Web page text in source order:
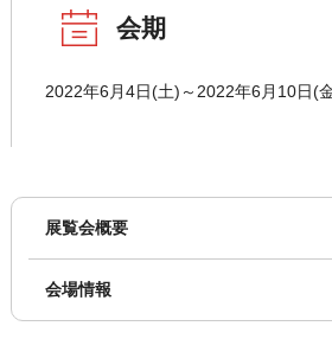
会期
2022年6月4日(土)～2022年6月10日(
展覧会概要
会場情報